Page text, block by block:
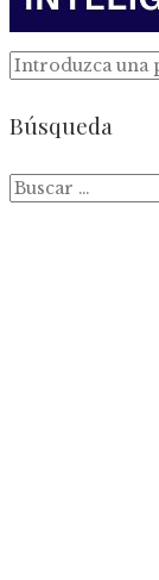
Búsqueda
Buscar: